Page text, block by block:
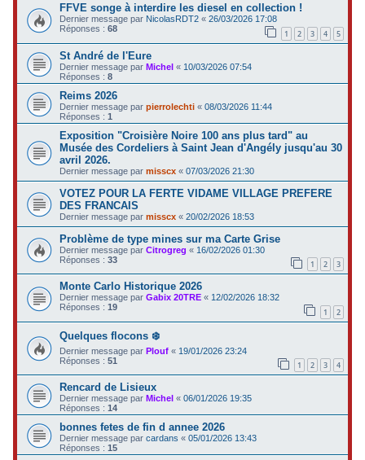
FFVE songe à interdire les diesel en collection !
Dernier message par NicolasRDT2 «26/03/2026 17:08
Réponses :68 1 2 3 4 5
St André de l'Eure
Dernier message parMichel « 10/03/2026 07:54
Réponses :8
Reims 2026
Dernier message parpierrolechti «08/03/2026 11:44
Réponses :1
Exposition "Croisière Noire 100 ans plus tard" au
Musée des Cordeliers à Saint Jean d'Angély jusqu'au 30
avril 2026.
Dernier message parmisscx «07/03/2026 21:30
VOTEZ POUR LA FERTE VIDAME VILLAGE PREFERE
DES FRANCAIS
Dernier message parmisscx «20/02/2026 18:53
Problème de type mines sur ma Carte Grise
Dernier message parCitrogreg « 16/02/2026 01:30
Réponses :33 1 2 3
Monte Carlo Historique 2026
Dernier message parGabix 20TRE « 12/02/2026 18:32
Réponses :19 1 2
Quelques flocons ❄️
Dernier message parPlouf « 19/01/2026 23:24
Réponses :51 1 2 3 4
Rencard de Lisieux
Dernier message par Michel «06/01/2026 19:35
Réponses :14
bonnes fetes de fin d annee 2026
Dernier message parcardans «05/01/2026 13:43
Réponses :15